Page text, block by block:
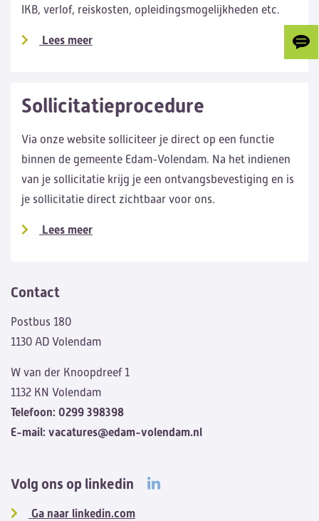
IKB, verlof, reiskosten, opleidingsmogelijkheden etc.
Lees meer
Sollicitatieprocedure
Via onze website solliciteer je direct op een functie
binnen de gemeente Edam-Volendam. Na het indienen
van je sollicitatie krijg je een ontvangsbevestiging en is
je sollicitatie direct zichtbaar voor ons.
Lees meer
Contact
Postbus 180
1130 AD Volendam
W van der Knoopdreef 1
1132 KN Volendam
Telefoon: 0299 398398
E-mail: vacatures@edam-volendam.nl
Volg ons op linkedin
Ga naar linkedin.com
ons